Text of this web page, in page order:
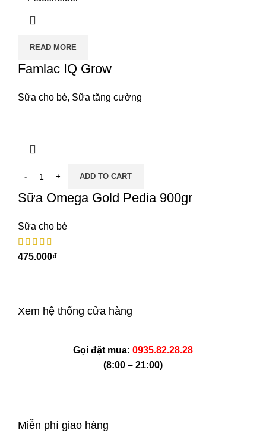
READ MORE
Famlac IQ Grow
Sữa cho bé, Sữa tăng cường
ADD TO CART
Sữa Omega Gold Pedia 900gr
Sữa cho bé
₫
Xem hệ thống cửa hàng
Gọi đặt mua: 0935.82.28.28
(8:00 – 21:00)
Miễn phí giao hàng